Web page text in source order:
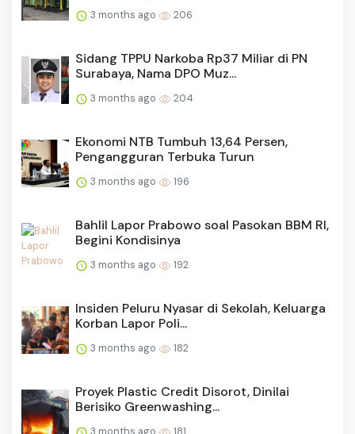
3 months ago 206
Sidang TPPU Narkoba Rp37 Miliar di PN
Surabaya, Nama DPO Muz...
3 months ago 204
Ekonomi NTB Tumbuh 13,64 Persen,
Pengangguran Terbuka Turun
3 months ago 196
Bahlil Lapor Prabowo soal Pasokan BBM RI,
Begini Kondisinya
3 months ago 192
Insiden Peluru Nyasar di Sekolah, Keluarga
Korban Lapor Poli...
3 months ago 182
Proyek Plastic Credit Disorot, Dinilai
Berisiko Greenwashing...